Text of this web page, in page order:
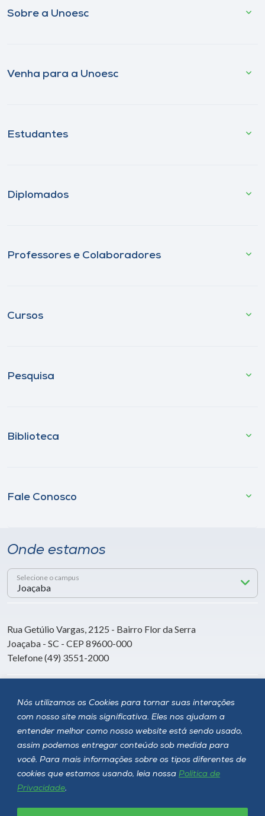
Nós utilizamos os Cookies para tornar suas interações
com nosso site mais significativa. Eles nos ajudam a
entender melhor como nosso website está sendo usado,
assim podemos entregar conteúdo sob medida para
você. Para mais informações sobre os tipos diferentes de
cookies que estamos usando, leia nossa Política de
Privacidade.
Sobre a Unoesc
Venha para a Unoesc
Estudantes
Diplomados
Professores e Colaboradores
Cursos
Pesquisa
Biblioteca
Fale Conosco
Onde estamos
Selecione o campus
Rua Getúlio Vargas, 2125 - Bairro Flor da Serra
Joaçaba - SC - CEP 89600-000
Telefone (49) 3551-2000
Siga a Unoesc